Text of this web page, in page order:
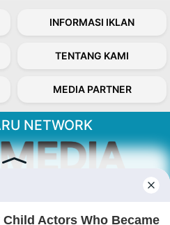
INFORMASI IKLAN
TENTANG KAMI
MEDIA PARTNER
NETWORK